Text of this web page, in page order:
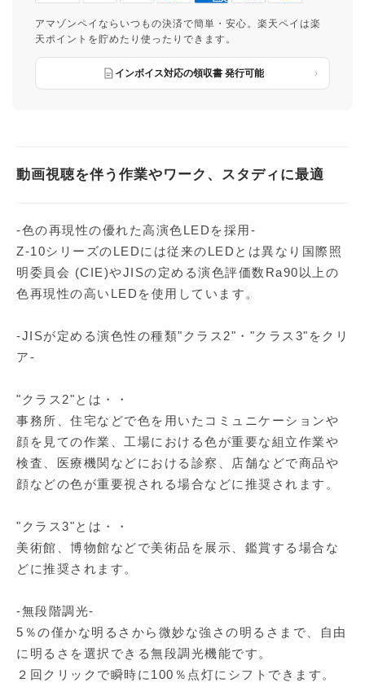
アマゾンペイならいつもの決済で簡単・安心。楽天ペイは楽
天ポイントを貯めたり使ったりできます。
インボイス対応の領収書 発行可能
動画視聴を伴う作業やワーク、スタディに最適
-色の再現性の優れた高演色LEDを採用-
Z-10シリーズのLEDには従来のLEDとは異なり国際照
明委員会 (CIE)やJISの定める演色評価数Ra90以上の
色再現性の高いLEDを使用しています。
-JISが定める演色性の種類"クラス2"・"クラス3"をクリ
ア-
"クラス2"とは・・
事務所、住宅などで色を用いたコミュニケーションや
顔を見ての作業、工場における色が重要な組立作業や
検査、医療機関などにおける診察、店舗などで商品や
顔などの色が重要視される場合などに推奨されます。
"クラス3"とは・・
美術館、博物館などで美術品を展示、鑑賞する場合な
どに推奨されます。
-無段階調光-
5％の僅かな明るさから微妙な強さの明るさまで、自由
に明るさを選択できる無段調光機能です。
２回クリックで瞬時に100％点灯にシフトできます。